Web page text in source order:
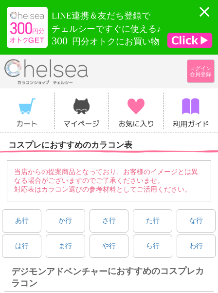
LINE連携＆友だち登録で
チェルシーですぐに使える♪
300 円分オトクにお買い物
ログイン
会員登録
コスプレにおすすめのカラコン表
当店からの提案商品となっており、お客様のイメージとは異
なる場合がございますのでご了承くださいませ。
対応表はカラコン選びの参考材料としてご活用ください。
あ行 か行 さ行 た行 な行
は行 ま行 や行 ら行 わ行
デジモンアドベンチャーにおすすめのコスプレカ
ラコン